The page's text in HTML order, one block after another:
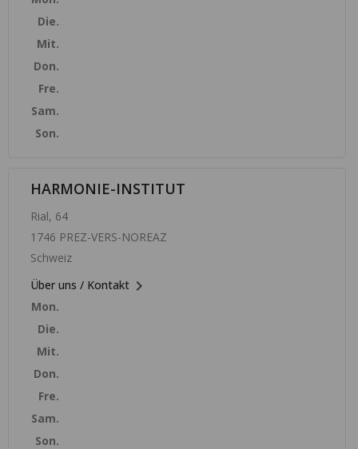
Die.
Mit.
Don.
Fre.
Sam.
Son.
HARMONIE-INSTITUT
Rial, 64
1746 PREZ-VERS-NOREAZ
Schweiz
Über uns / Kontakt 
Mon.
Die.
Mit.
Don.
Fre.
Sam.
Son.